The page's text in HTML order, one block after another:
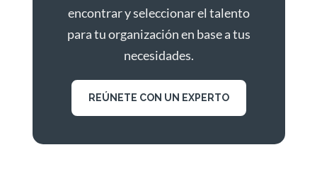
encontrar y seleccionar el talento
para tu organización en base a tus
necesidades.
REÚNETE CON UN EXPERTO